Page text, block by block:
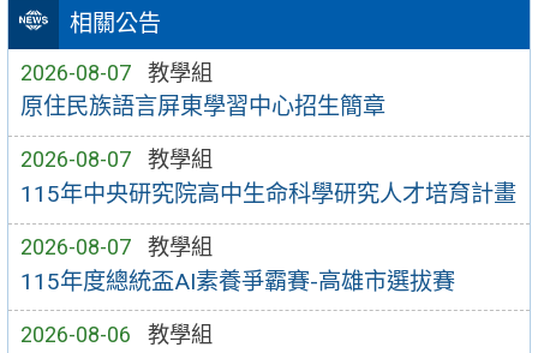
相關公告
2026-08-07 教學組
原住民族語言屏東學習中心招生簡章
2026-08-07 教學組
115年中央研究院高中生命科學研究人才培育計畫
2026-08-07 教學組
115年度總統盃AI素養爭霸賽-高雄市選拔賽
2026-08-06 教學組